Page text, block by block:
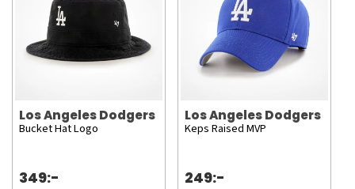
Los Angeles Dodgers
Bucket Hat Logo
349:-
Los Angeles Dodgers
Keps Raised MVP
249:-